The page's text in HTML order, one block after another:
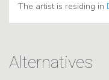
The artist is residing in
Alternatives